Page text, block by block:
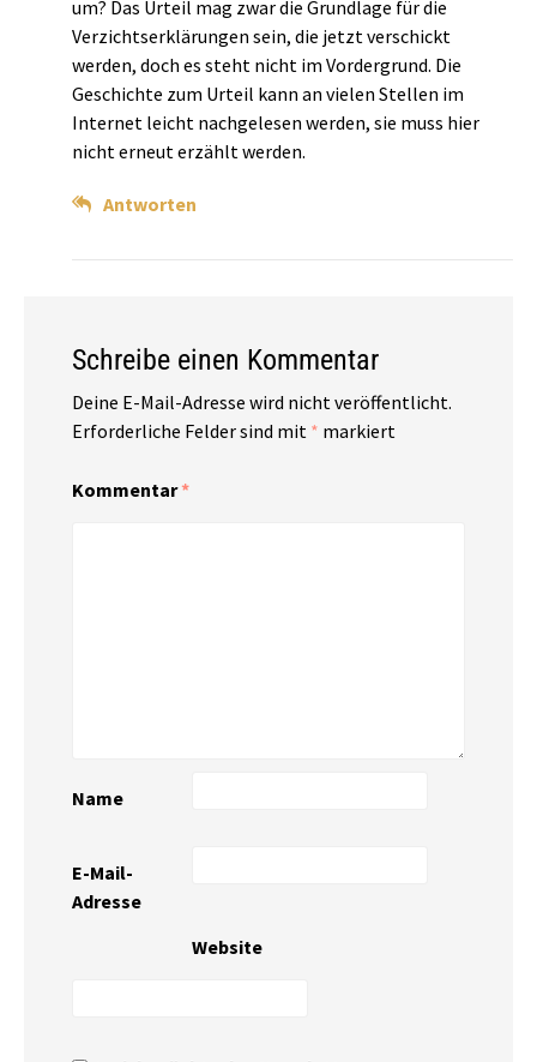
um? Das Urteil mag zwar die Grundlage für die
Verzichtserklärungen sein, die jetzt verschickt
werden, doch es steht nicht im Vordergrund. Die
Geschichte zum Urteil kann an vielen Stellen im
Internet leicht nachgelesen werden, sie muss hier
nicht erneut erzählt werden.
Antworten
Schreibe einen Kommentar
Deine E-Mail-Adresse wird nicht veröffentlicht.
Erforderliche Felder sind mit * markiert
Kommentar*
Name
E-Mail-
Adresse
Website